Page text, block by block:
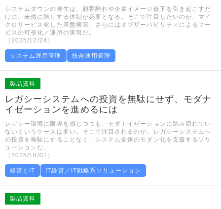
システムダウンの発生は、顧客離れや企業イメージ低下を引き起こすだ
けに、未然に防止する体制が必要となる。そこで注目したいのが、マイ
クロサービス化した基盤構築、さらにはオブザーバビリティによるサー
ビスの可視化／運用の実現だ。
（2025/12/24）
システム運用管理 統合運用管理
製品資料
レガシーシステムへの投資を無駄にせず、モダナ
イゼーションを進めるには
レガシー環境に限界を感じつつも、モダナイゼーションに踏み切れてい
ないというケースは多い。そこで注目されるのが、レガシーシステムへ
の投資を無駄にすることなく、システム全体のモダン化を支援するソリ
ューションだ。
（2025/10/01）
経営とIT IT経営／IT戦略系ソリューション
製品資料